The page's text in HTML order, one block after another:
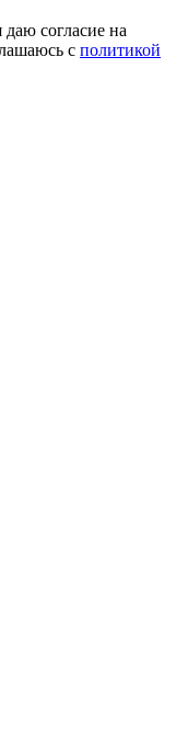
согласие на
с политикой